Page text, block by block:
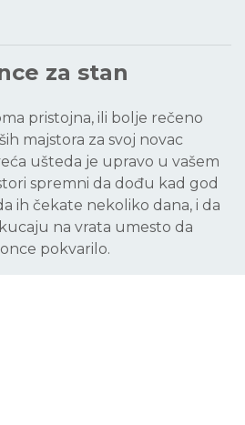
za stan
pristojna, ili bolje rečeno
majstora za svoj novac
ušteda je upravo u vašem
spremni da dođu kad god
ih čekate nekoliko dana, i da
na vrata umesto da
pokvarilo.